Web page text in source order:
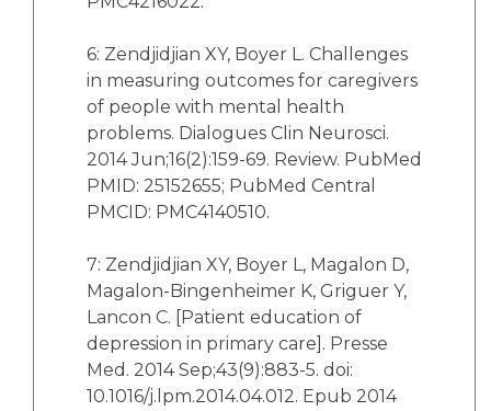
6: Zendjidjian XY, Boyer L. Challenges
in measuring outcomes for caregivers
of people with mental health
problems. Dialogues Clin Neurosci.
2014 Jun;16(2):159-69. Review. PubMed
PMID: 25152655; PubMed Central
PMCID: PMC4140510.
7: Zendjidjian XY, Boyer L, Magalon D,
Magalon-Bingenheimer K, Griguer Y,
Lancon C. [Patient education of
depression in primary care]. Presse
Med. 2014 Sep;43(9):883-5. doi:
10.1016/j.lpm.2014.04.012. Epub 2014